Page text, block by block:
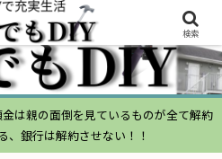
は親の面倒を見ているものが全て解約
、銀行は解約させない！！
検索